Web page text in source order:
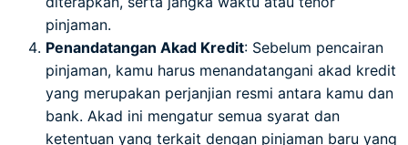
pinjaman.
Penandatangan Akad Kredit: Sebelum pencairan
pinjaman, kamu harus menandatangani akad kredit
yang merupakan perjanjian resmi antara kamu dan
bank. Akad ini mengatur semua syarat dan
ketentuan yang terkait dengan pinjaman baru yang